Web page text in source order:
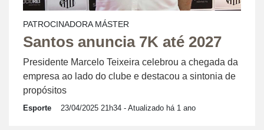
PATROCINADORA MÁSTER
Santos anuncia 7K até 2027
Presidente Marcelo Teixeira celebrou a chegada da
empresa ao lado do clube e destacou a sintonia de
propósitos
Esporte 23/04/2025 21h34 - Atualizado há 1 ano